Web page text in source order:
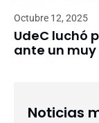
Octubre 12, 2025
UdeC luchó
ante un muy
Noticias